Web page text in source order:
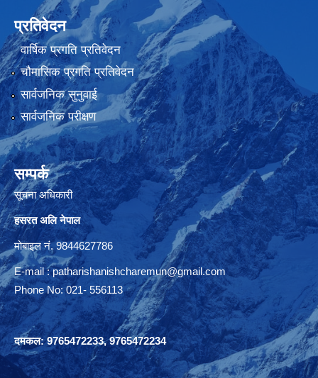
प्रतिवेदन
वार्षिक प्रगति प्रतिवेदन
चौमासिक प्रगति प्रतिवेदन
सार्वजनिक सुनुवाई
सार्वजनिक परीक्षण
सम्पर्क
सूचना अधिकारी
हसरत अलि नेपाल
मोबाइल नं. 9844627786
E-mail :patharishanishcharemun@gmail.com
Phone No: 021- 556113
दमकल: 9765472233, 9765472234